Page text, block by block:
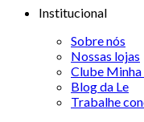
Institucional
Sobre nós
Nossas lojas
Clube Minha
Blog da Le
Trabalhe